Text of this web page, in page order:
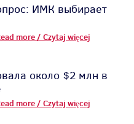
ИМК выбирает
more / Czytaj więcej
около $2 млн в
more / Czytaj więcej